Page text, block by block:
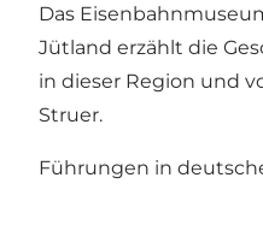
Das
Jütland erzählt die
in dieser Region und
Struer.
Führungen in